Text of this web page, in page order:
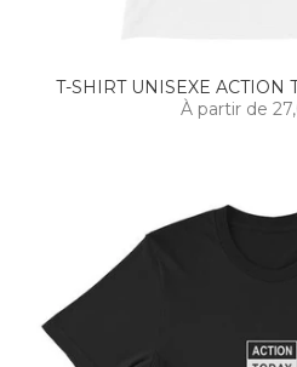
T-SHIRT UNISEXE ACTION
À partir de